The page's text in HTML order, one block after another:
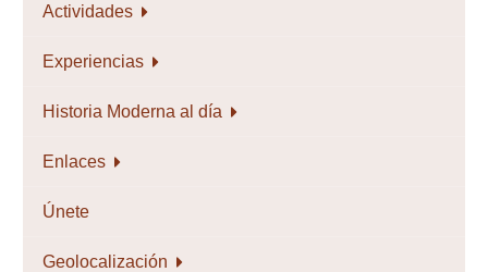
Actividades
Experiencias
Historia Moderna al día
Enlaces
Únete
Geolocalización